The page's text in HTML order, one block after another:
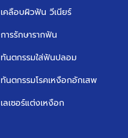
เคลือบผิวฟัน วีเนียร์
การรักษารากฟัน
ทันตกรรมใส่ฟันปลอม
ทันตกรรมโรคเหงือกอักเสพ
เลเซอร์แต่งเหงือก